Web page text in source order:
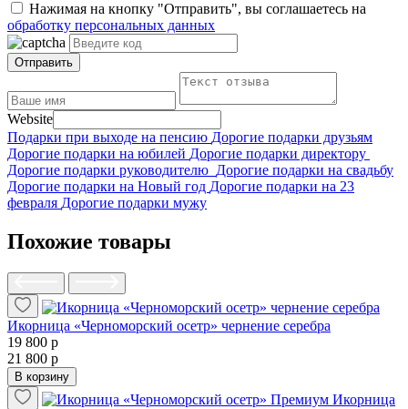
Нажимая на кнопку "Отправить", вы соглашаетесь на
обработку персональных данных
Отправить
Website
Подарки при выходе на пенсию Дорогие подарки друзьям
Дорогие подарки на юбилей Дорогие подарки директору
Дорогие подарки руководителю Дорогие подарки на свадьбу
Дорогие подарки на Новый год Дорогие подарки на 23
февраля Дорогие подарки мужу
Похожие товары
Икорница «Черноморский осетр» чернение серебра
19 800 р
21 800 р
В корзину
Икорница